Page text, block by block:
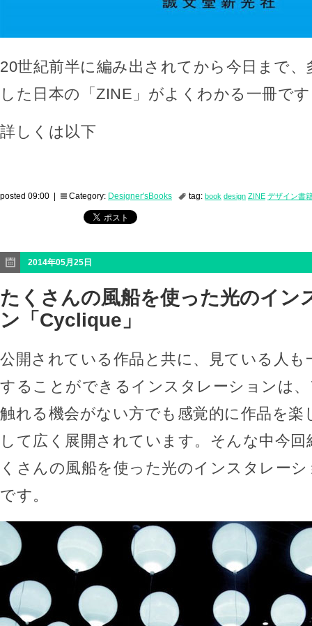
20世紀前半に編み出されてから今日まで
した日本の「ZINE」がよくわかる一冊で
詳しくは以下
posted 09:00 | Category: Designer'sBooks tag: book design ZINE デザイン書
2014年05月25日
たくさんの風船を使った光のイン
ン「Cyclique」
公開されている作品と共に、見ている人も
することができるインスタレーションは
触れる機会がない方でも感覚的に作品を
して広く展開されています。そんな中今
くさんの風船を使った光のインスタレー
です。